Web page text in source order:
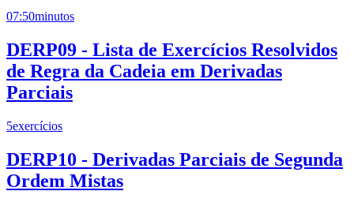
07:50minutos
DERP09 - Lista de Exercícios Resolvidos
de Regra da Cadeia em Derivadas
Parciais
5exercícios
DERP10 - Derivadas Parciais de Segunda
Ordem Mistas